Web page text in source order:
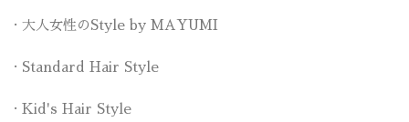
大人女性のStyle by MAYUMI
Standard Hair Style
Kid's Hair Style